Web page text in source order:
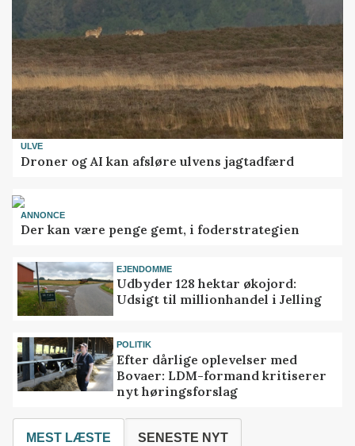
ULVE
Droner og AI kan afsløre ulvens jagtadfærd
ANNONCE
Der kan være penge gemt, i foderstrategien
EJENDOMME
Udbyder 128 hektar økojord:
Udsigt til millionhandel i Jelling
POLITIK
Efter dårlige oplevelser med
Bovaer: LDM-formand kritiserer
nyt høringsforslag
MEST LÆSTE SENESTE NYT